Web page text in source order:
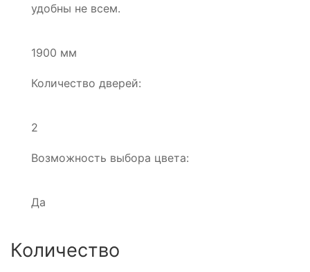
удобны не всем.
1900 мм
Количество дверей:
2
Возможность выбора цвета:
Да
Количество